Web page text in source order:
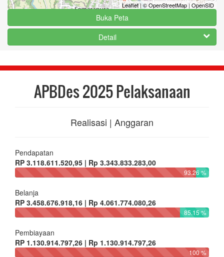
Leaflet|© OpenStreetMap|OpenSID
Buka Peta
Detail
APBDes 2025 Pelaksanaan
Realisasi | Anggaran
Pendapatan
RP 3.118.611.520,95 | Rp 3.343.833.283,00
93.26 %
Belanja
RP 3.458.676.918,16 | Rp 4.061.774.080,26
85.15 %
Pembiayaan
RP 1.130.914.797,26 | Rp 1.130.914.797,26
100 %